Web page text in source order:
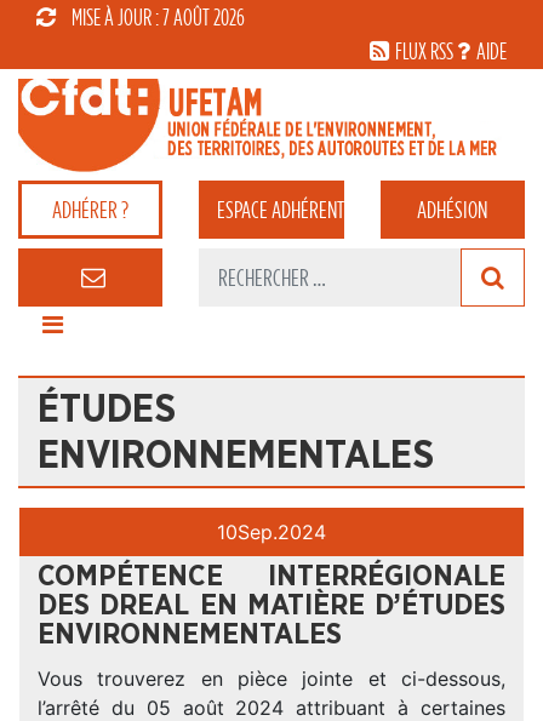
MISE À JOUR : 7 AOÛT 2026
FLUX RSS
AIDE
ADHÉRER ? ESPACEADHÉRENT ADHÉSION
ÉTUDES
ENVIRONNEMENTALES
10Sep.2024
COMPÉTENCE INTERRÉGIONALE
DES DREAL EN MATIÈRE D’ÉTUDES
ENVIRONNEMENTALES
Vous trouverez en pièce jointe et ci-dessous,
l’arrêté du 05 août 2024 attribuant à certaines